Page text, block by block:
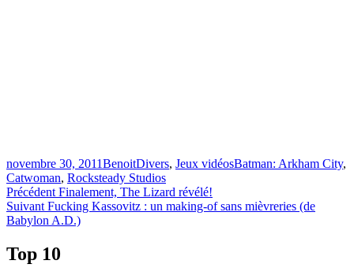
Publié
le
novembre 30, 2011BenoitCatégories
Divers, Jeux vidéosÉtiquettes
Batman: Arkham City,
Catwoman, Rocksteady Studios
Navigation
de
Précédent Article
précédent :
Finalement, The Lizard révélé!
Suivant Article
Suivant :
Fucking Kassovitz : un making-of sans mièvreries (de
Babylon A.D.)
Top 10